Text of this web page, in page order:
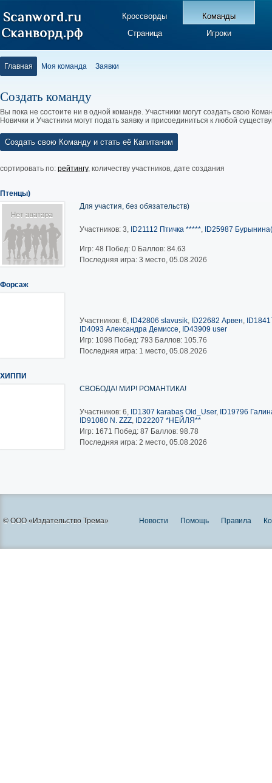
Кроссворды
Команды
Страница
Игроки
Главная Моя команда Заявки
Создать команду
Вы пока не состоите ни в одной команде. Участники могут создать свою
Новички и Участники могут подать заявку и присоединиться к любой
Создать свою Команду и стать её Капитаном
сортировать по: рейтингу, количеству участников, дате создания
Птенцы)
Для участия, без обязательств)
Участников: 3, ID21112 Птичка *****, ID25987
Игр: 48 Побед: 0 Баллов: 84.63
Последняя игра: 3 место, 05.08.2026
Форсаж
Участников: 6, ID42806 slavusik, ID22682 Арвен,
ID4093 Александра Демиссе, ID43909 user
Игр: 1098 Побед: 793 Баллов: 105.76
Последняя игра: 1 место, 05.08.2026
ХИППИ
СВОБОДА! МИР! РОМАНТИКА!
Участников: 6, ID1307 karabas Old_User, ID19796
ID91080 N. ZZZ, ID22207 *НЕЙЛЯ**
Игр: 1671 Побед: 87 Баллов: 98.78
Последняя игра: 2 место, 05.08.2026
© ООО «Издательство Трема» Новости Помощь Правила